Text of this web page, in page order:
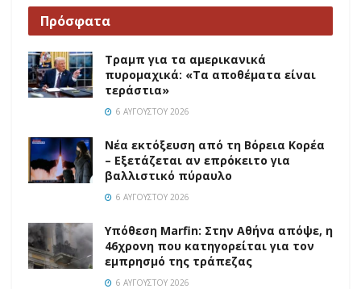
Πρόσφατα
Τραμπ για τα αμερικανικά
πυρομαχικά: «Τα αποθέματα είναι
τεράστια»
6 ΑΥΓΟΎΣΤΟΥ 2026
Νέα εκτόξευση από τη Βόρεια Κορέα
– Εξετάζεται αν επρόκειτο για
βαλλιστικό πύραυλο
6 ΑΥΓΟΎΣΤΟΥ 2026
Υπόθεση Marfin: Στην Αθήνα απόψε, η
46χρονη που κατηγορείται για τον
εμπρησμό της τράπεζας
6 ΑΥΓΟΎΣΤΟΥ 2026